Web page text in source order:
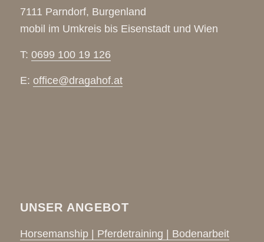
7111 Parndorf, Burgenland
mobil im Umkreis bis Eisenstadt und Wien
T: 0699 100 19 126
E: office@dragahof.at
UNSER ANGEBOT
Horsemanship | Pferdetraining | Bodenarbeit